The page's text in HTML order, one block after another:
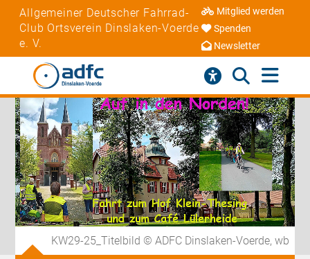
Allgemeiner Deutscher Fahrrad-
Club Ortsverein Dinslaken-Voerde
e. V.
Mitglied werden
Spenden
Newsletter
KW29-25_Titelbild © ADFC Dinslaken-Voerde, wb